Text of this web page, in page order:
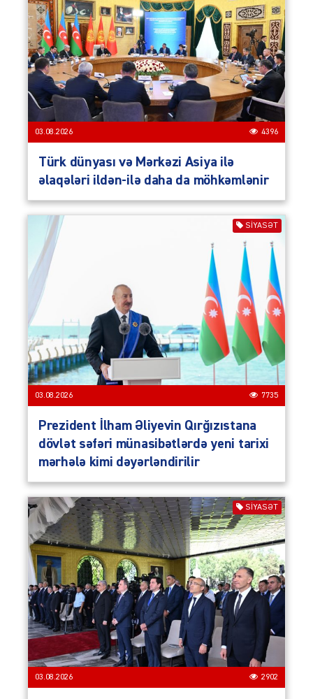
03.08.2026 4396
Türk dünyası və Mərkəzi Asiya ilə
əlaqələri ildən-ilə daha da möhkəmlənir
SIYASƏT
03.08.2026 7735
Prezident İlham Əliyevin Qırğızıstana
dövlət səfəri münasibətlərdə yeni tarixi
mərhələ kimi dəyərləndirilir
SIYASƏT
03.08.2026 2902